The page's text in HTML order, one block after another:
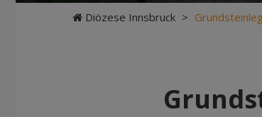
Diözese Innsbruck >